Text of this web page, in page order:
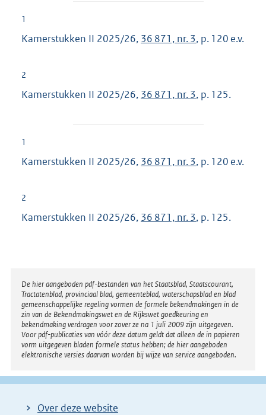
1
Kamerstukken II 2025/26, 36 871, nr. 3, p. 120 e.v.
2
Kamerstukken II 2025/26, 36 871, nr. 3, p. 125.
1
Kamerstukken II 2025/26, 36 871, nr. 3, p. 120 e.v.
2
Kamerstukken II 2025/26, 36 871, nr. 3, p. 125.
Disclaimer
De hier aangeboden pdf-bestanden van het Staatsblad, Staatscourant,
Tractatenblad, provinciaal blad, gemeenteblad, waterschapsblad en blad
gemeenschappelijke regeling vormen de formele bekendmakingen in de
zin van de Bekendmakingswet en de Rijkswet goedkeuring en
bekendmaking verdragen voor zover ze na 1 juli 2009 zijn uitgegeven.
Voor pdf-publicaties van vóór deze datum geldt dat alleen de in papieren
vorm uitgegeven bladen formele status hebben; de hier aangeboden
elektronische versies daarvan worden bij wijze van service aangeboden.
Over deze website